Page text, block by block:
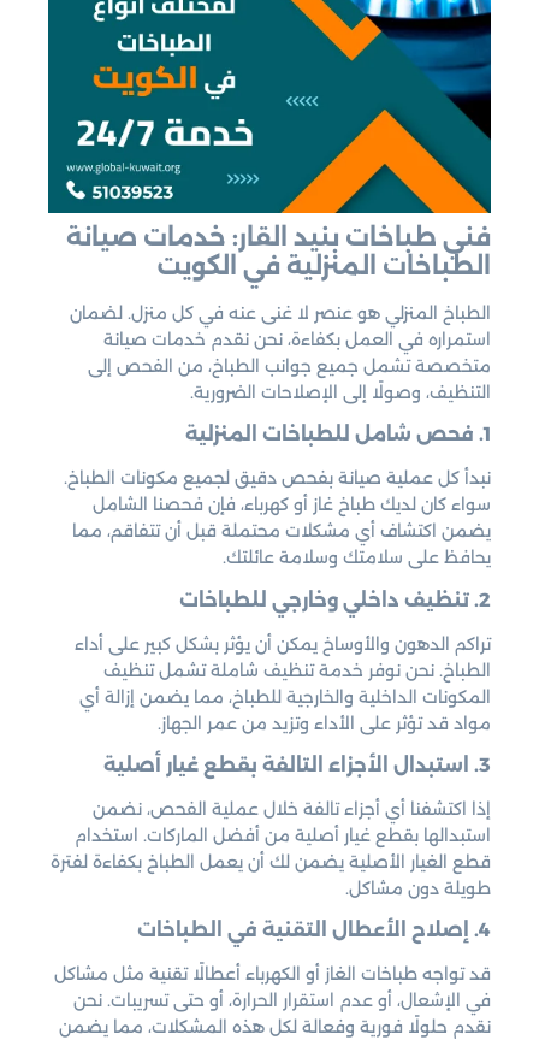
فني طباخات بنيد القار: خدمات صيانة
الطباخات المنزلية في الكويت
الطباخ المنزلي هو عنصر لا غنى عنه في كل منزل. لضمان
استمراره في العمل بكفاءة، نحن نقدم خدمات صيانة
متخصصة تشمل جميع جوانب الطباخ، من الفحص إلى
التنظيف، وصولًا إلى الإصلاحات الضرورية.
1. فحص شامل للطباخات المنزلية
نبدأ كل عملية صيانة بفحص دقيق لجميع مكونات الطباخ.
سواء كان لديك طباخ غاز أو كهرباء، فإن فحصنا الشامل
يضمن اكتشاف أي مشكلات محتملة قبل أن تتفاقم، مما
يحافظ على سلامتك وسلامة عائلتك.
2. تنظيف داخلي وخارجي للطباخات
تراكم الدهون والأوساخ يمكن أن يؤثر بشكل كبير على أداء
الطباخ. نحن نوفر خدمة تنظيف شاملة تشمل تنظيف
المكونات الداخلية والخارجية للطباخ، مما يضمن إزالة أي
مواد قد تؤثر على الأداء وتزيد من عمر الجهاز.
3. استبدال الأجزاء التالفة بقطع غيار أصلية
إذا اكتشفنا أي أجزاء تالفة خلال عملية الفحص، نضمن
استبدالها بقطع غيار أصلية من أفضل الماركات. استخدام
قطع الغيار الأصلية يضمن لك أن يعمل الطباخ بكفاءة لفترة
طويلة دون مشاكل.
4. إصلاح الأعطال التقنية في الطباخات
قد تواجه طباخات الغاز أو الكهرباء أعطالًا تقنية مثل مشاكل
في الإشعال، أو عدم استقرار الحرارة، أو حتى تسريبات. نحن
نقدم حلولًا فورية وفعالة لكل هذه المشكلات، مما يضمن